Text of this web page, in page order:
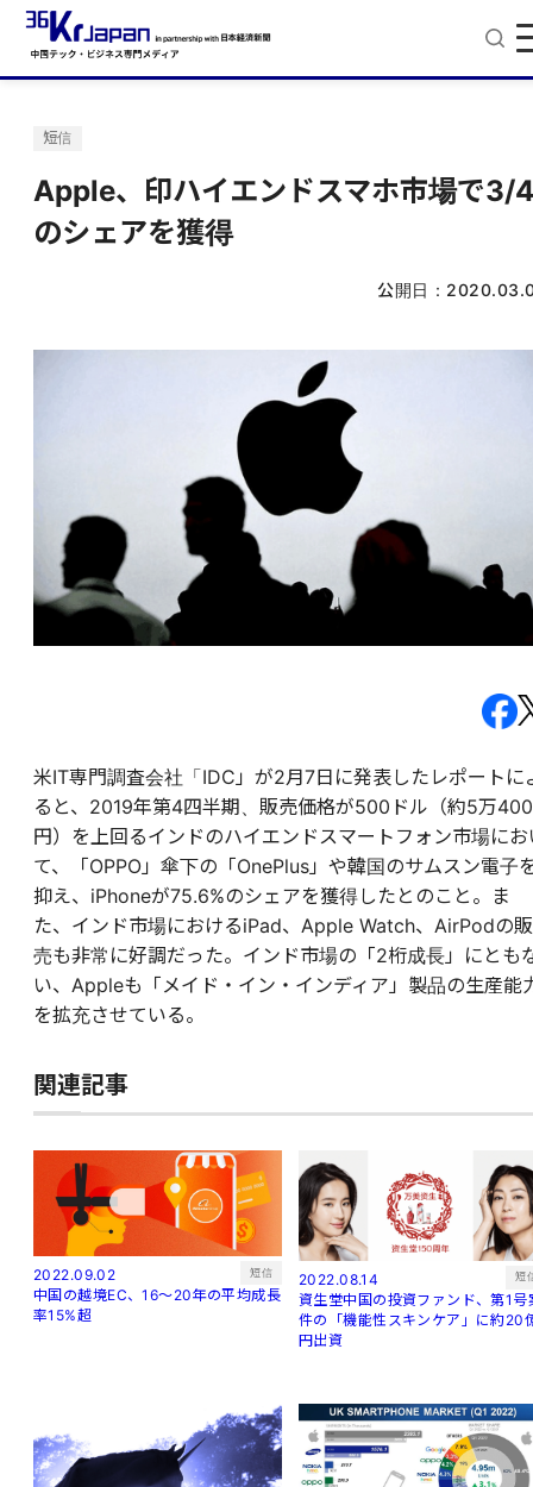
短信
Apple、印ハイエンドスマホ市場で3/4
のシェアを獲得
公開日：
米IT専門調査会社「IDC」が2月7日に発表したレポートに
ると、2019年第4四半期、販売価格が500ドル（約5万
円）を上回るインドのハイエンドスマートフォン市場にお
て、「OPPO」傘下の「OnePlus」や韓国のサムスン電子
抑え、iPhoneが75.6%のシェアを獲得したとのこと。ま
た、インド市場におけるiPad、Apple Watch、AirPodの販
売も非常に好調だった。インド市場の「2桁成長」にとも
い、Appleも「メイド・イン・インディア」製品の生産能
を拡充させている。
関連記事
2022.09.02 短信
中国の越境EC、16～20年の平均成長
率15%超
2022.08.14 短
資生堂中国の投資ファンド、第1号
件の「機能性スキンケア」に約20
円出資